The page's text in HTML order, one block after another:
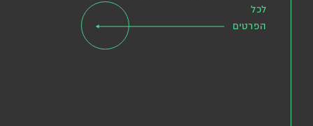
לכל
הפרטים